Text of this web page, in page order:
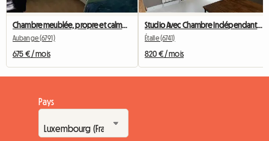
Chambre meublée, propre et calme - Athus - à 10 min de la gare de Rodange
Aubange (6791)
675 € / mois
Studio Avec Chambre Indépendante Courte Durée
Étalle (6741)
820 € / mois
Pays